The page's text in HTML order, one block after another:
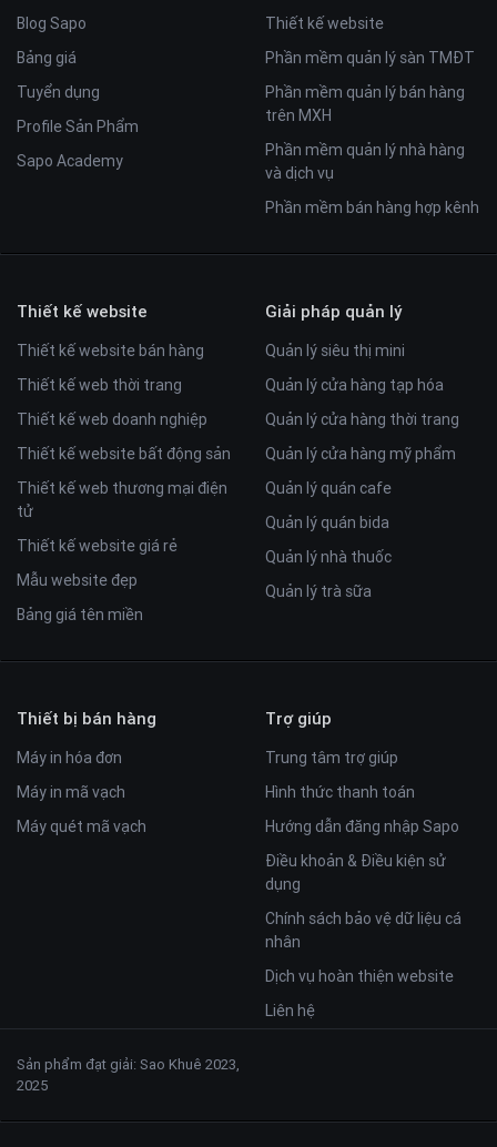
Blog Sapo
Bảng giá
Tuyển dụng
Profile Sản Phẩm
Sapo Academy
Thiết kế website
Phần mềm quản lý sàn TMĐT
Phần mềm quản lý bán hàng
trên MXH
Phần mềm quản lý nhà hàng
và dịch vụ
Phần mềm bán hàng hợp kênh
Thiết kế website
Thiết kế website bán hàng
Thiết kế web thời trang
Thiết kế web doanh nghiệp
Thiết kế website bất động sản
Thiết kế web thương mại điện
tử
Thiết kế website giá rẻ
Mẫu website đẹp
Bảng giá tên miền
Giải pháp quản lý
Quản lý siêu thị mini
Quản lý cửa hàng tạp hóa
Quản lý cửa hàng thời trang
Quản lý cửa hàng mỹ phẩm
Quản lý quán cafe
Quản lý quán bida
Quản lý nhà thuốc
Quản lý trà sữa
Thiết bị bán hàng
Máy in hóa đơn
Máy in mã vạch
Máy quét mã vạch
Trợ giúp
Trung tâm trợ giúp
Hình thức thanh toán
Hướng dẫn đăng nhập Sapo
Điều khoản & Điều kiện sử
dụng
Chính sách bảo vệ dữ liệu cá
nhân
Dịch vụ hoàn thiện website
Liên hệ
Sản phẩm đạt giải: Sao Khuê 2023,
2025